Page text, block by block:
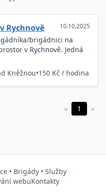
Rychnově 10.10.2025
brigádnici na
v Rychnově. Jedná
Kněžnou•150 Kč / hodina
« 1 »
• Brigády• Služby
webuKontakty